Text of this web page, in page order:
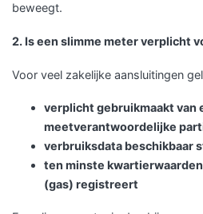
beweegt.
2. Is een slimme meter verplicht
Voor veel zakelijke aansluitingen
verplicht gebruikmaakt van
meetverantwoordelijke
verbruiksdata beschikbaar
ten minste
(gas) registreert